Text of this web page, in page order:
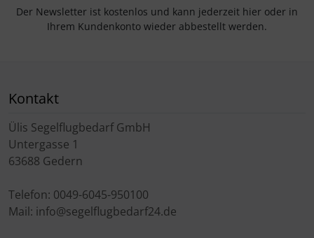
Der Newsletter ist kostenlos und kann jederzeit hier oder in
Ihrem Kundenkonto wieder abbestellt werden.
Kontakt
Ülis Segelflugbedarf GmbH
Untergasse 1
63688 Gedern
Telefon: 0049-6045-950100
Mail: info@segelflugbedarf24.de